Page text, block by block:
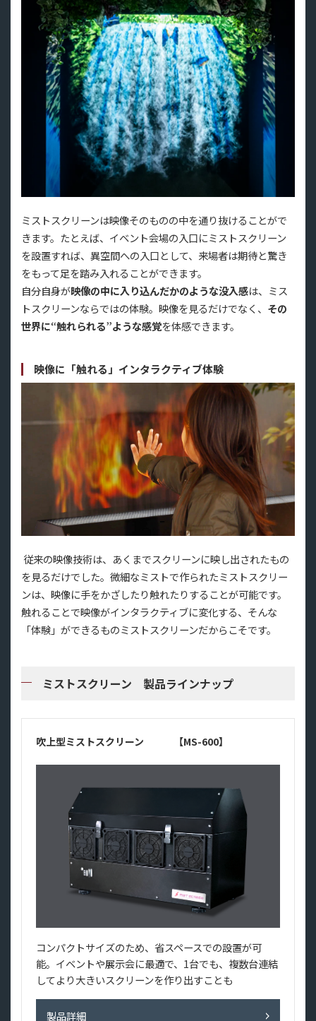
ミストスクリーンは映像そのものの中を通り抜けることがで
きます。たとえば、イベント会場の入口にミストスクリーン
を設置すれば、異空間への入口として、来場者は期待と驚き
をもって足を踏み入れることができます。
自分自身が映像の中に入り込んだかのような没入感は、ミス
トスクリーンならではの体験。映像を見るだけでなく、 その
世界に“触れられる”ような感覚を体感できます。
映像に「触れる」インタラクティブ体験
従来の映像技術は、あくまでスクリーンに映し出されたもの
を見るだけでした。微細なミストで作られたミストスクリー
ンは、映像に手をかざしたり触れたりすることが可能です。
触れることで映像がインタラクティブに変化する、そんな
「体験」ができるものミストスクリーンだからこそです。
ミストスクリーン 製品ラインナップ
吹上型ミストスクリーン 【MS-600】
コンパクトサイズのため、省スペースでの設置が可
能。イベントや展示会に最適で、1台でも、複数台連結
してより大きいスクリーンを作り出すことも
製品詳細